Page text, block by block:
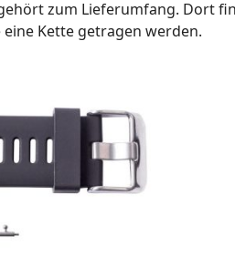
zum Lieferumfang. Dort
Kette getragen werden.